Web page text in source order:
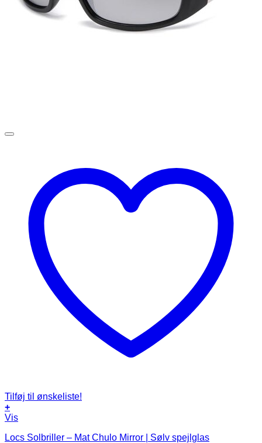
Tilføj til ønskeliste!
+
Vis
Locs Solbriller – Mat Chulo Mirror | Sølv spejlglas